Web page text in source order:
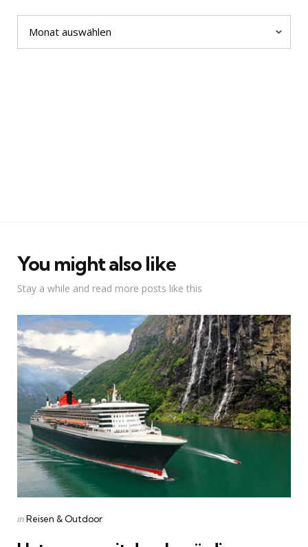
Archiv
You might also like
Stay a while and read more posts like this
Categories
Posted
inReisen & Outdoor